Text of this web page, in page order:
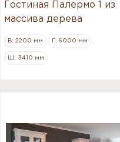
Гостиная Палермо 1 из
массива дерева
В: 2200 мм Г: 6000 мм
Ш: 3410 мм